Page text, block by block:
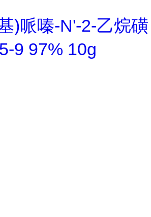
)哌嗪-N'-2-乙烷磺
9 97% 10g